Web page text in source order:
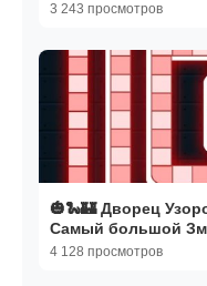
3 243 просмотров
🎃🐍🏰 Дворец
Самый большой
4 128 просмотров